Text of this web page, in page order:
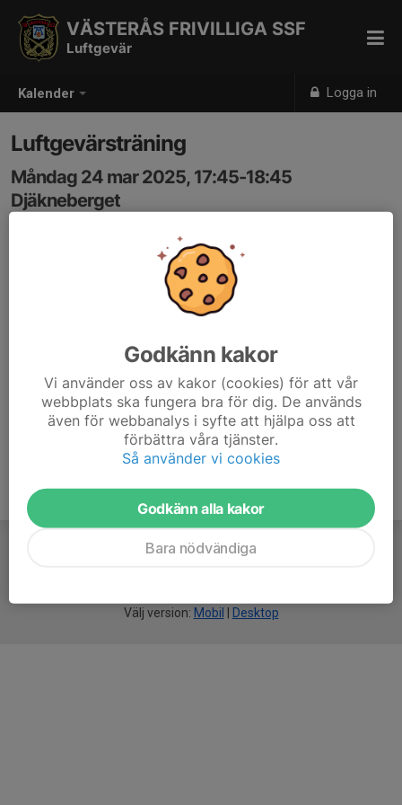
Kalender Logga in
VÄSTERÅS FRIVILLIGA SSF
Luftgevär
Luftgevärsträning
Måndag 24 mar 2025, 17:45-18:45
Djäkneberget
Välj version: Mobil Desktop
Godkänn kakor
Vi använder oss av kakor (cookies) för att vår
webbplats ska fungera bra för dig. De används
även för webbanalys i syfte att hjälpa oss att
förbättra våra tjänster.
Så använder vi cookies
Godkänn alla kakor
Bara nödvändiga